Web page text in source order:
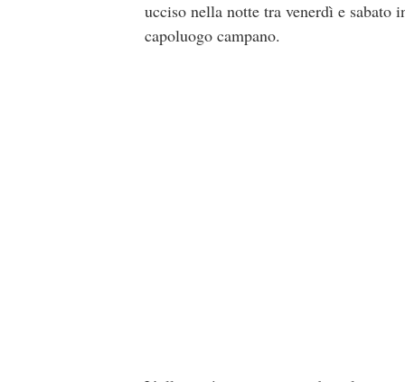
ucciso nella notte tra venerdì e sabato
capoluogo campano.